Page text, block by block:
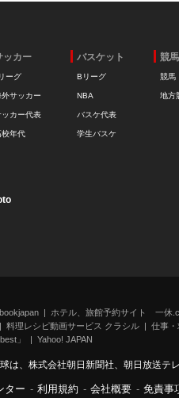
ッカー
ーグ
外サッカー
ッカー代表
校年代
バスケット
Bリーグ
NBA
バスケ代表
学生バスケ
競馬
競馬
地方
ホテル、旅館予約サイト 一休
料理レシピ動画サービス クラシル 仕事・
」
Yahoo! JAPAN
は、株式会社朝日新聞社、朝日放送テ
ター - 利用規約 - 会社概要 - 免責事